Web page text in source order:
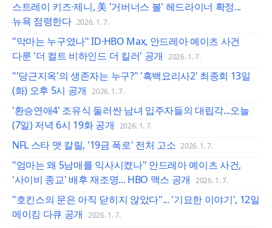
스트레이 키즈·제니, 美 '거버너스 볼' 헤드라이너 확정...
뉴욕 점령한다 2026. 1. 7.
"악마는 누구였나" ID·HBO Max, 안드레아 예이츠 사건
다룬 '더 컬트 비하인드 더 킬러' 공개 2026. 1. 7.
"'당근지옥'의 생존자는 누구?" '흑백요리사2' 최종회 13일
(화) 오후 5시 공개 2026. 1. 7.
'환승연애4' 조유식 둘러싼 남녀 입주자들의 대립각...오늘
(7일) 저녁 6시 19화 공개 2026. 1. 7.
NFL 스타 맷 칼릴, '19금 폭로' 전처 고소 2026. 1. 7.
"엄마는 왜 5남매를 익사시켰나" 안드레아 예이츠 사건,
'사이비 종교' 배후 재조명... HBO 맥스 공개 2026. 1. 7.
"호킨스의 문은 아직 닫히지 않았다"... '기묘한 이야기', 12일
메이킹 다큐 공개 2026. 1. 7.